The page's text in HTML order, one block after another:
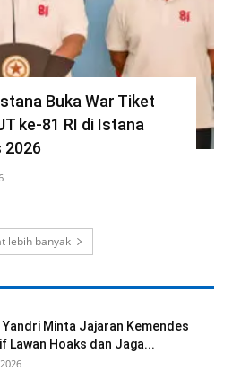
Buka War Tiket
ke-81 RI di Istana
2026
lebih banyak
Yandri Minta Jajaran Kemendes
Lawan Hoaks dan Jaga...